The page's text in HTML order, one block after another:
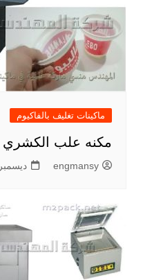
ماكينات تغليف بالفاكيوم
مكنه علب الكشري
engmansy ديسمبر 20, 2021